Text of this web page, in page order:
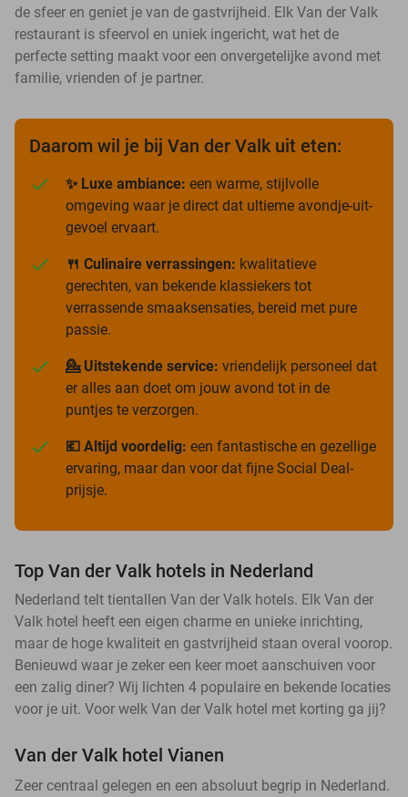
de sfeer en geniet je van de gastvrijheid. Elk Van der Valk
restaurant is sfeervol en uniek ingericht, wat het de
perfecte setting maakt voor een onvergetelijke avond met
familie, vrienden of je partner.
Daarom wil je bij Van der Valk uit eten:
✨ Luxe ambiance: een warme, stijlvolle
omgeving waar je direct dat ultieme avondje-uit-
gevoel ervaart.
🍴 Culinaire verrassingen: kwalitatieve
gerechten, van bekende klassiekers tot
verrassende smaaksensaties, bereid met pure
passie.
💁 Uitstekende service: vriendelijk personeel dat
er alles aan doet om jouw avond tot in de
puntjes te verzorgen.
💶 Altijd voordelig: een fantastische en gezellige
ervaring, maar dan voor dat fijne Social Deal-
prijsje.
Top Van der Valk hotels in Nederland
Nederland telt tientallen Van der Valk hotels. Elk Van der
Valk hotel heeft een eigen charme en unieke inrichting,
maar de hoge kwaliteit en gastvrijheid staan overal voorop.
Benieuwd waar je zeker een keer moet aanschuiven voor
een zalig diner? Wij lichten 4 populaire en bekende locaties
voor je uit. Voor welk Van der Valk hotel met korting ga jij?
Van der Valk hotel Vianen
Zeer centraal gelegen en een absoluut begrip in Nederland.